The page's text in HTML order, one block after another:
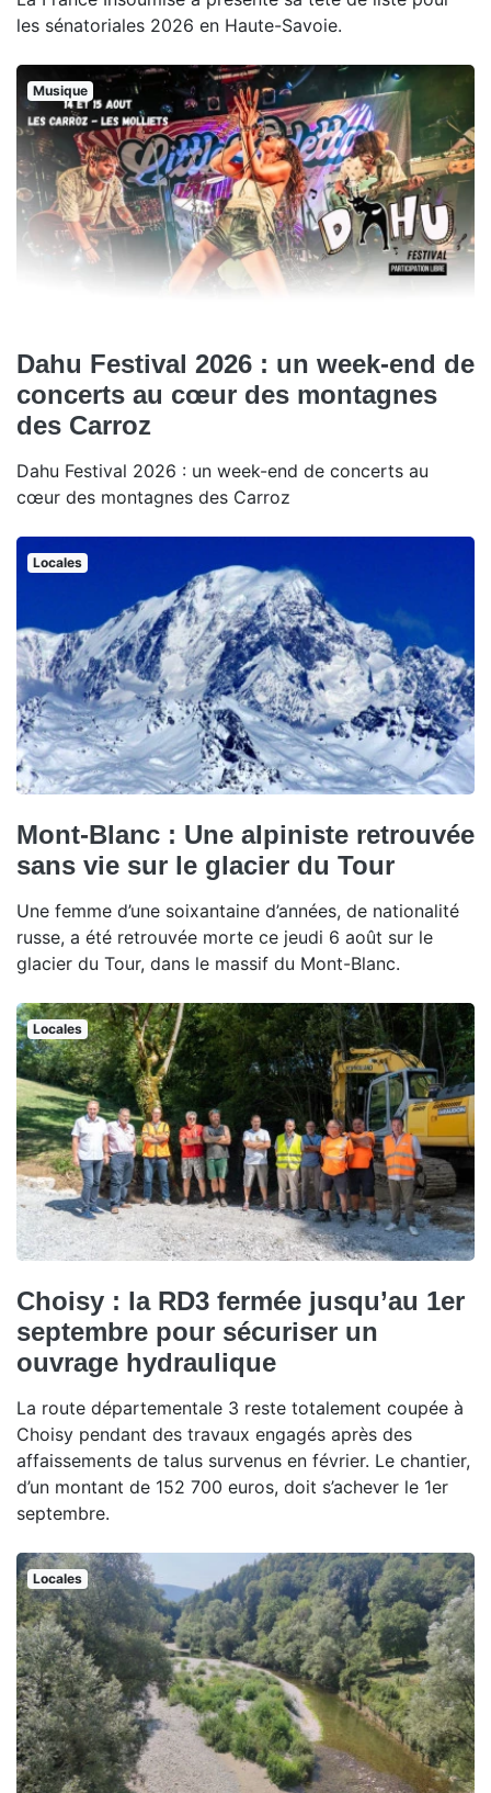
les sénatoriales 2026 en Haute-Savoie.
Musique
Dahu Festival 2026 : un week-end de
concerts au cœur des montagnes
des Carroz
Dahu Festival 2026 : un week-end de concerts au
cœur des montagnes des Carroz
Locales
Mont-Blanc : Une alpiniste retrouvée
sans vie sur le glacier du Tour
Une femme d’une soixantaine d’années, de nationalité
russe, a été retrouvée morte ce jeudi 6 août sur le
glacier du Tour, dans le massif du Mont-Blanc.
Locales
Choisy : la RD3 fermée jusqu’au 1er
septembre pour sécuriser un
ouvrage hydraulique
La route départementale 3 reste totalement coupée à
Choisy pendant des travaux engagés après des
affaissements de talus survenus en février. Le chantier,
d’un montant de 152 700 euros, doit s’achever le 1er
septembre.
Locales